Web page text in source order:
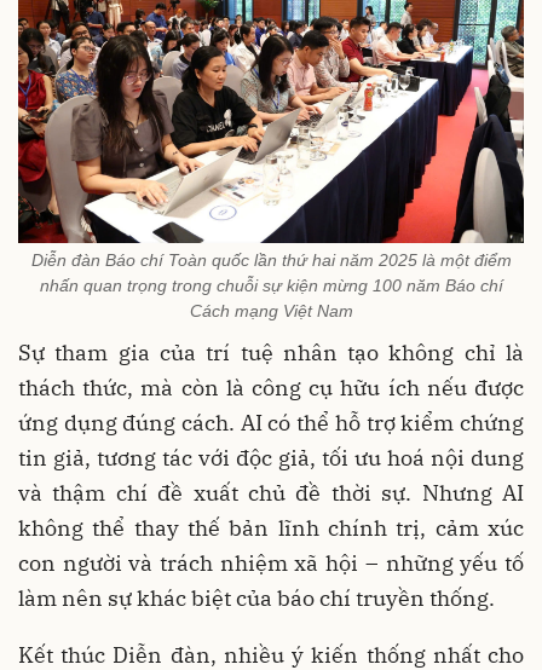
Diễn đàn Báo chí Toàn quốc lần thứ hai năm 2025 là một điểm
nhấn quan trọng trong chuỗi sự kiện mừng 100 năm Báo chí
Cách mạng Việt Nam
Sự tham gia của trí tuệ nhân tạo không chỉ là
thách thức, mà còn là công cụ hữu ích nếu được
ứng dụng đúng cách. AI có thể hỗ trợ kiểm chứng
tin giả, tương tác với độc giả, tối ưu hoá nội dung
và thậm chí đề xuất chủ đề thời sự. Nhưng AI
không thể thay thế bản lĩnh chính trị, cảm xúc
con người và trách nhiệm xã hội – những yếu tố
làm nên sự khác biệt của báo chí truyền thống.
Kết thúc Diễn đàn, nhiều ý kiến thống nhất cho